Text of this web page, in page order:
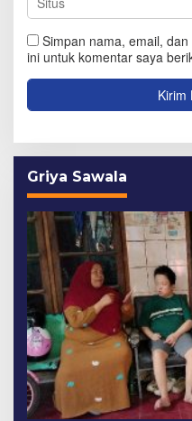
Simpan nama, email,
ini untuk komentar saya
Griya Sawala